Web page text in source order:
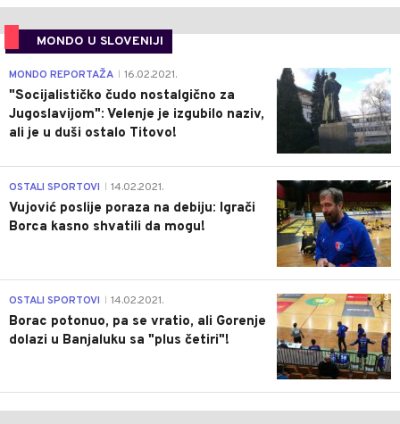
MONDO U SLOVENIJI
4
MONDO REPORTAŽA 16.02.2021.
"Socijalističko čudo nostalgično za
Jugoslavijom": Velenje je izgubilo naziv,
ali je u duši ostalo Titovo!
1
OSTALI SPORTOVI 14.02.2021.
Vujović poslije poraza na debiju: Igrači
Borca kasno shvatili da mogu!
3
OSTALI SPORTOVI 14.02.2021.
Borac potonuo, pa se vratio, ali Gorenje
dolazi u Banjaluku sa "plus četiri"!